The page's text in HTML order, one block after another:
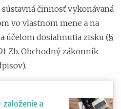
činnosť vykonávaná
vo vlastnom mene a na
účelom dosiahnutia zisku (§
Zb. Obchodný zákonník
založenie a